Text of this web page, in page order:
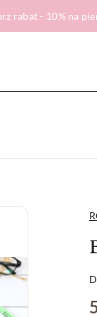
rabat - 10% na